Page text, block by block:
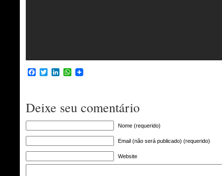
Facebook
TwitterLinkedInWhatsApp
Deixe seu comentário
Nome (requerido)
Email (não será publicado) (requerido)
Website